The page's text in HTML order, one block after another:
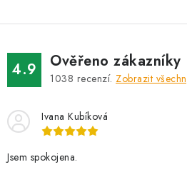
4.9 Ověřeno zákazníky
1038 recenzí. Zobrazit
Ivana Kubíková
Jsem spokojena.